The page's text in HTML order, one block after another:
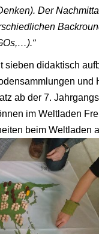
Der
sieben didaktisch
und
ab der 7.
im Weltladen
beim Weltladen